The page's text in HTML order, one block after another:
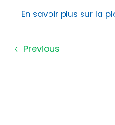
En savoir plus sur la
Previous